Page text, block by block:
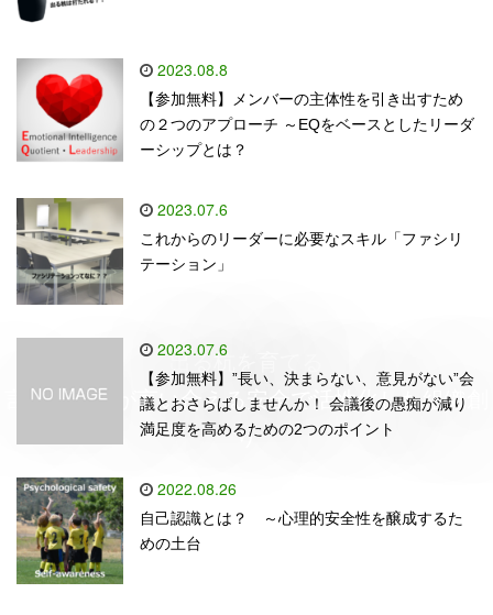
出る杭を育てる
言いたい事が言い合える安全で活性化した組織創
り
2023.08.8
【参加無料】メンバーの主体性を引き出すため
の２つのアプローチ ～EQをベースとしたリーダ
ーシップとは？
2023.07.6
これからのリーダーに必要なスキル「ファシリ
テーション」
2023.07.6
【参加無料】”長い、決まらない、意見がない”会
議とおさらばしませんか！ 会議後の愚痴が減り
満足度を高めるための2つのポイント
2022.08.26
自己認識とは？ ～心理的安全性を醸成するた
めの土台